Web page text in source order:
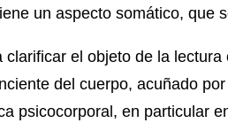
un aspecto somático, que
clarificar el objeto de la
del cuerpo, acuñado
psicocorporal, en particular